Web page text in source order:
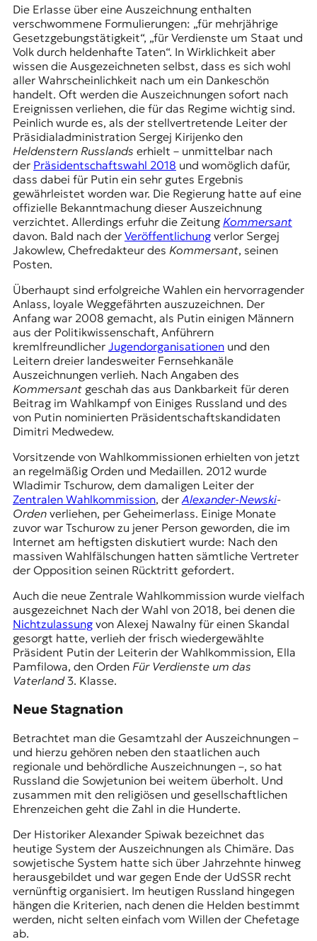
Die Erlasse über eine Auszeichnung enthalten
verschwommene Formulierungen: „für mehrjährige
Gesetzgebungstätigkeit“, „für Verdienste um Staat und
Volk durch heldenhafte Taten“. In Wirklichkeit aber
wissen die Ausgezeichneten selbst, dass es sich wohl
aller Wahrscheinlichkeit nach um ein Dankeschön
handelt. Oft werden die Auszeichnungen sofort nach
Ereignissen verliehen, die für das Regime wichtig sind.
Peinlich wurde es, als der stellvertretende Leiter der
Präsidialadministration Sergej Kirijenko den
Heldenstern Russlands erhielt – unmittelbar nach
der Präsidentschaftswahl 2018 und womöglich dafür,
dass dabei für Putin ein sehr gutes Ergebnis
gewährleistet worden war. Die Regierung hatte auf eine
offizielle Bekanntmachung dieser Auszeichnung
verzichtet. Allerdings erfuhr die Zeitung Kommersant
davon. Bald nach der Veröffentlichungverlor Sergej
Jakowlew, Chefredakteur des Kommersant, seinen
Posten.
Überhaupt sind erfolgreiche Wahlen ein hervorragender
Anlass, loyale Weggefährten auszuzeichnen. Der
Anfang war 2008 gemacht, als Putin einigen Männern
aus der Politikwissenschaft, Anführern
kremlfreundlicher Jugendorganisationenund den
Leitern dreier landesweiter Fernsehkanäle
Auszeichnungen verlieh. Nach Angaben des
Kommersant geschah das aus Dankbarkeit für deren
Beitrag im Wahlkampf von Einiges Russland und des
von Putin nominierten Präsidentschaftskandidaten
Dimitri Medwedew.
Vorsitzende von Wahlkommissionen erhielten von jetzt
an regelmäßig Orden und Medaillen. 2012 wurde
Wladimir Tschurow, dem damaligen Leiter der
Zentralen Wahlkommission, derAlexander-Newski-
Ordenverliehen, per Geheimerlass. Einige Monate
zuvor war Tschurow zu jener Person geworden, die im
Internet am heftigsten diskutiert wurde: Nach den
massiven Wahlfälschungen hatten sämtliche Vertreter
der Opposition seinen Rücktritt gefordert.
Auch die neue Zentrale Wahlkommission wurde vielfach
ausgezeichnet Nach der Wahl von 2018, bei denen die
Nichtzulassungvon Alexej Nawalny für einen Skandal
gesorgt hatte, verlieh der frisch wiedergewählte
Präsident Putin der Leiterin der Wahlkommission, Ella
Pamfilowa, den Orden Für Verdienste um das
Vaterland3. Klasse.
Neue Stagnation
Betrachtet man die Gesamtzahl der Auszeichnungen –
und hierzu gehören neben den staatlichen auch
regionale und behördliche Auszeichnungen –, so hat
Russland die Sowjetunion bei weitem überholt. Und
zusammen mit den religiösen und gesellschaftlichen
Ehrenzeichen geht die Zahl in die Hunderte.
Der Historiker Alexander Spiwak bezeichnet das
heutige System der Auszeichnungen als Chimäre. Das
sowjetische System hatte sich über Jahrzehnte hinweg
herausgebildet und war gegen Ende der UdSSR recht
vernünftig organisiert. Im heutigen Russland hingegen
hängen die Kriterien, nach denen die Helden bestimmt
werden, nicht selten einfach vom Willen der Chefetage
ab.